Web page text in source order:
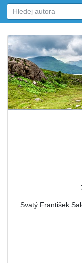
Svatý František